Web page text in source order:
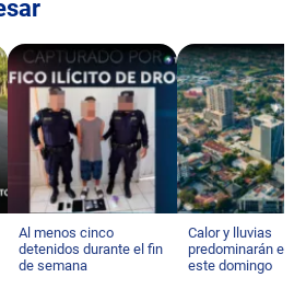
Al menos cinco
detenidos durante el fin
de semana
Calor y lluvias
predominarán el
este domingo